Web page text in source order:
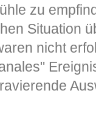
zu
Situation
nicht